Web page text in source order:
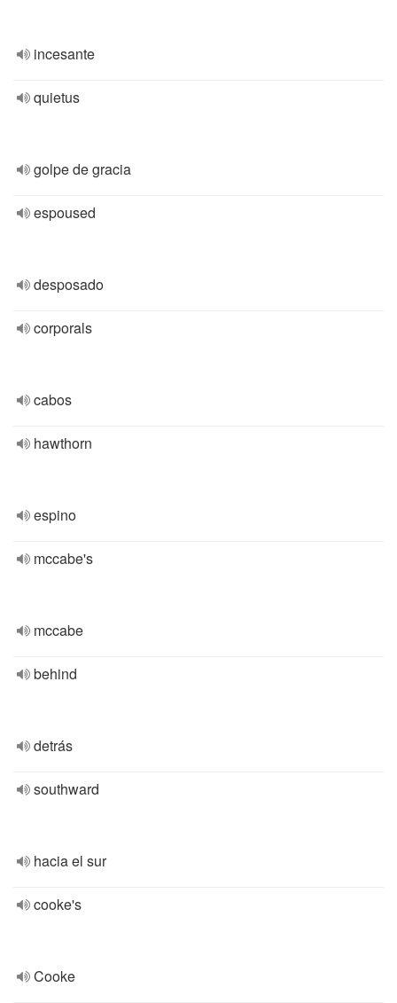
incesante
quietus
golpe de gracia
espoused
desposado
corporals
cabos
hawthorn
espino
mccabe's
mccabe
behind
detrás
southward
hacia el sur
cooke's
Cooke